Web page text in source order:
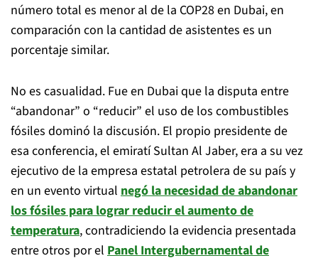
número total es menor al de la COP28 en Dubai, en
comparación con la cantidad de asistentes es un
porcentaje similar.
No es casualidad. Fue en Dubai que la disputa entre
“abandonar” o “reducir” el uso de los combustibles
fósiles dominó la discusión. El propio presidente de
esa conferencia, el emiratí Sultan Al Jaber, era a su vez
ejecutivo de la empresa estatal petrolera de su país y
en un evento virtual negó la necesidad de abandonar
los fósiles para lograr reducir el aumento de
temperatura, contradiciendo la evidencia presentada
entre otros por el Panel Intergubernamental de